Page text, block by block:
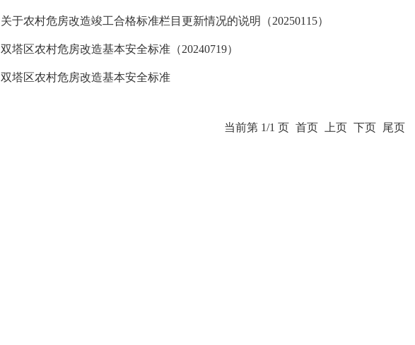
关于农村危房改造竣工合格标准栏目更新情况的说明（20250115）
双塔区农村危房改造基本安全标准（20240719）
双塔区农村危房改造基本安全标准
当前第 1/1 页 首页 上页 下页 尾页